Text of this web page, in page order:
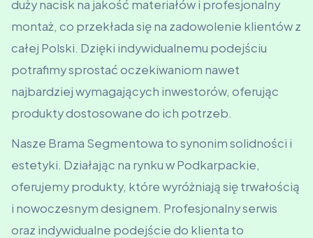
duży nacisk na jakość materiałów i profesjonalny
montaż, co przekłada się na zadowolenie klientów z
całej Polski. Dzięki indywidualnemu podejściu
potrafimy sprostać oczekiwaniom nawet
najbardziej wymagających inwestorów, oferując
produkty dostosowane do ich potrzeb.
Nasze Brama Segmentowa to synonim solidności i
estetyki. Działając na rynku w Podkarpackie,
oferujemy produkty, które wyróżniają się trwałością
i nowoczesnym designem. Profesjonalny serwis
oraz indywidualne podejście do klienta to